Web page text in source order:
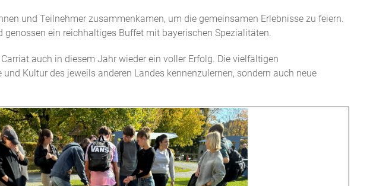
und Teilnehmer zusammenkamen, um die gemeinsamen Erlebnisse zu feiern.
genossen ein reichhaltiges Buffet mit bayerischen Spezialitäten.
auch in diesem Jahr wieder ein voller Erfolg. Die vielfältigen
Kultur des jeweils anderen Landes kennenzulernen, sondern auch neue